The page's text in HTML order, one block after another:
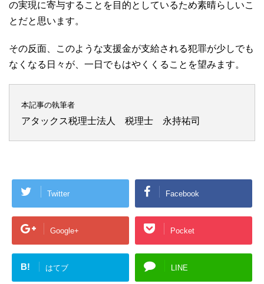
の実現に寄与することを目的としているため素晴らしいこ
とだと思います。
その反面、このような支援金が支給される犯罪が少しでも
なくなる日々が、一日でもはやくくることを望みます。
本記事の執筆者
アタックス税理士法人 税理士 永持祐司
Twitter Facebook
Google+ Pocket
B! はてブ LINE